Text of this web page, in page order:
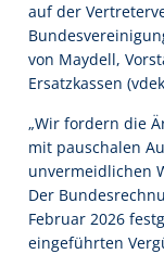
auf der
von Maydell,
Ersatzkassen
„Wir fordern die
mit pauschalen
unvermeidlichen
Der
Februar 2026
eingeführten